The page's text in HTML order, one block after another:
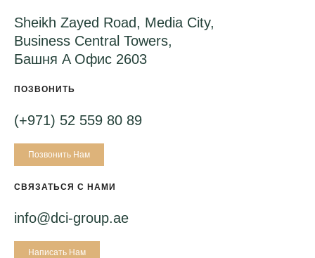
Sheikh Zayed Road, Media City,
Business Central Towers,
Башня A Офис 2603
ПОЗВОНИТЬ
(+971) 52 559 80 89
Позвонить Нам
СВЯЗАТЬСЯ С НАМИ
info@dci-group.ae
Написать Нам